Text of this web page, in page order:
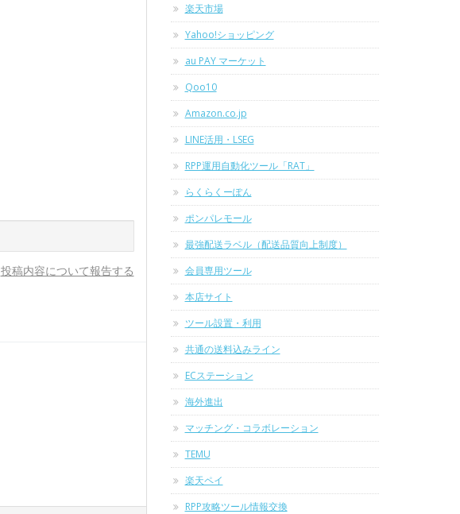
投稿内容について報告する
楽天市場
Yahoo!ショッピング
au PAY マーケット
Qoo10
Amazon.co.jp
LINE活用・LSEG
RPP運用自動化ツール「RAT」
らくらくーぽん
ポンパレモール
最強配送ラベル（配送品質向上制度）
会員専用ツール
本店サイト
ツール設置・利用
共通の送料込みライン
ECステーション
海外進出
マッチング・コラボレーション
TEMU
楽天ペイ
RPP攻略ツール情報交換